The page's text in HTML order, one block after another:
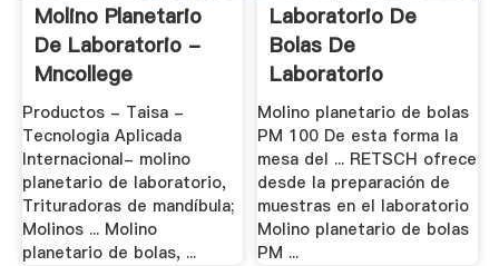
Molino Planetario
De Laboratorio -
Mncollege
Productos - Taisa -
Tecnologia Aplicada
Internacional- molino
planetario de laboratorio,
Trituradoras de mandíbula;
Molinos ... Molino
planetario de bolas, ...
Laboratorio De
Bolas De
Laboratorio
Planetario
Molino planetario de bolas
PM 100 De esta forma la
mesa del ... RETSCH ofrece
desde la preparación de
muestras en el laboratorio
Molino planetario de bolas
PM ...